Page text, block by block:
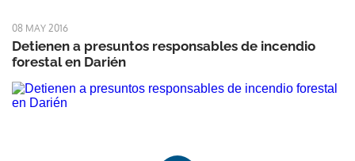
08 MAY 2016
Detienen a presuntos responsables de incendio
forestal en Darién